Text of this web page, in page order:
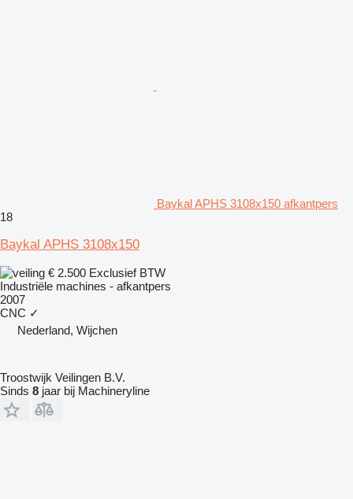
Baykal APHS 3108x150 afkantpers
18
Baykal APHS 3108x150
€ 2.500 Exclusief BTW
Industriële machines - afkantpers
2007
CNC ✓
Nederland, Wijchen
Troostwijk Veilingen B.V.
Sinds 8 jaar bij Machineryline